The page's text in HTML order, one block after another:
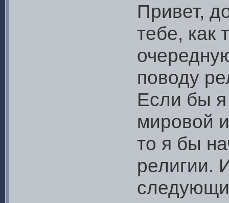
Привет,
тебе, как
поводу
Если бы я
мировой
то я бы
религии.